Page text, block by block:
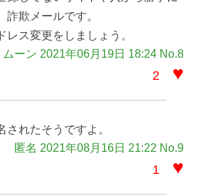
欺メールです。
ス変更をしましょう。
ムーン 2021年06月19日 18:24 No.8
2 ♥
れたそうですよ。
匿名 2021年08月16日 21:22 No.9
1 ♥